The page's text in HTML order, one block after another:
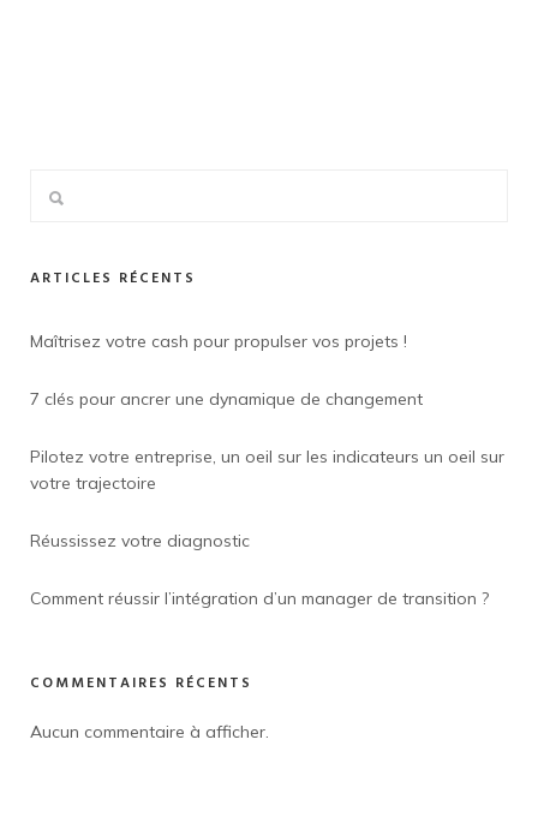
ARTICLES RÉCENTS
Maîtrisez votre cash pour propulser vos projets !
7 clés pour ancrer une dynamique de changement
Pilotez votre entreprise, un oeil sur les indicateurs un oeil sur
votre trajectoire
Réussissez votre diagnostic
Comment réussir l’intégration d’un manager de transition ?
COMMENTAIRES RÉCENTS
Aucun commentaire à afficher.